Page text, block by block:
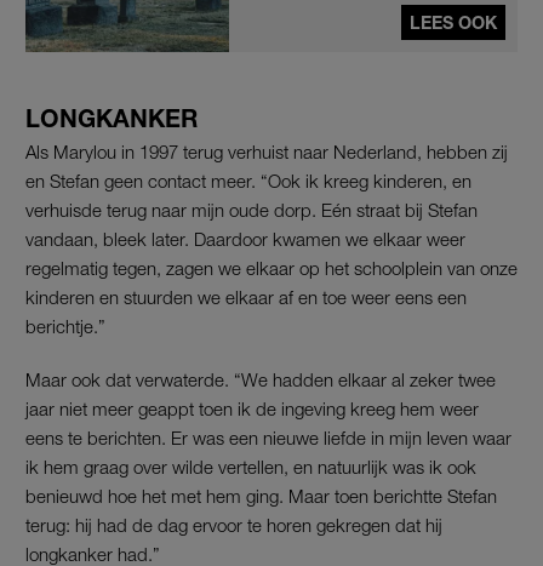
LEES OOK
LONGKANKER
Als Marylou in 1997 terug verhuist naar Nederland, hebben zij
en Stefan geen contact meer. “Ook ik kreeg kinderen, en
verhuisde terug naar mijn oude dorp. Eén straat bij Stefan
vandaan, bleek later. Daardoor kwamen we elkaar weer
regelmatig tegen, zagen we elkaar op het schoolplein van onze
kinderen en stuurden we elkaar af en toe weer eens een
berichtje.”
Maar ook dat verwaterde. “We hadden elkaar al zeker twee
jaar niet meer geappt toen ik de ingeving kreeg hem weer
eens te berichten. Er was een nieuwe liefde in mijn leven waar
ik hem graag over wilde vertellen, en natuurlijk was ik ook
benieuwd hoe het met hem ging. Maar toen berichtte Stefan
terug: hij had de dag ervoor te horen gekregen dat hij
longkanker had.”